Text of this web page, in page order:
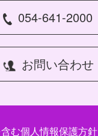
054-641-2000
お問い合わせ
む個人情報保護方針